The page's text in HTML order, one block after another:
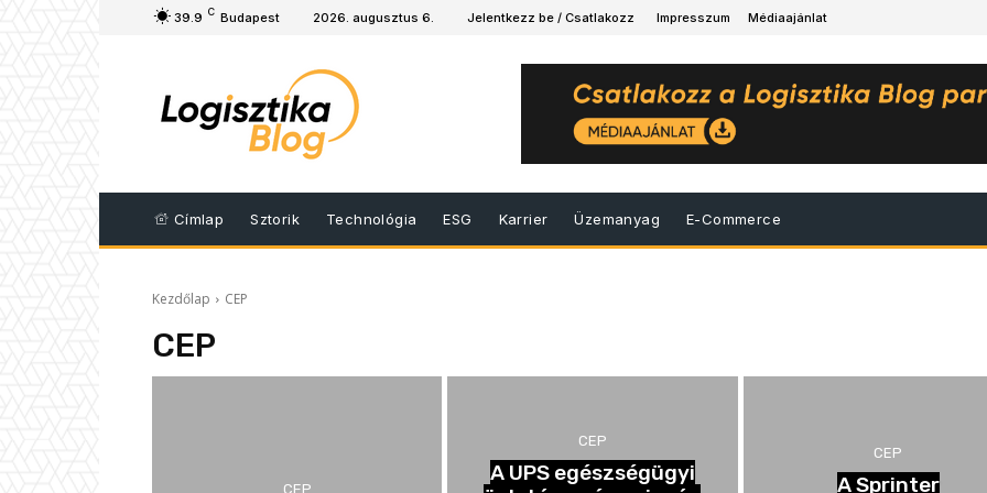
39.9 C Budapest 2026. augusztus 6. Jelentkezz be / Csatlakozz Impresszum Médiaajánlat
Címlap Sztorik Technológia ESG Karrier Üzemanyag E-Commerce
Kezdőlap CEP
CEP
CEP
CEP
A UPS egészségügyi
CEP
A Sprinter